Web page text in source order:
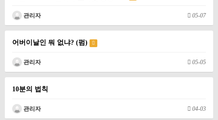
관리자 05-07
어버이날인 뭐 없냐? (펌)
관리자 05-05
10분의 법칙
관리자 04-03